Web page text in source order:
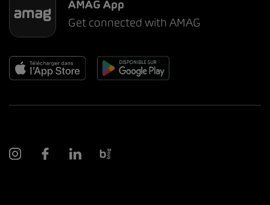
AMAG App
Get connected with AMAG